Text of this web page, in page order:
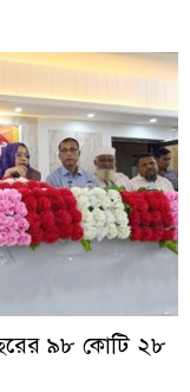
৯৮ কোটি ২৮